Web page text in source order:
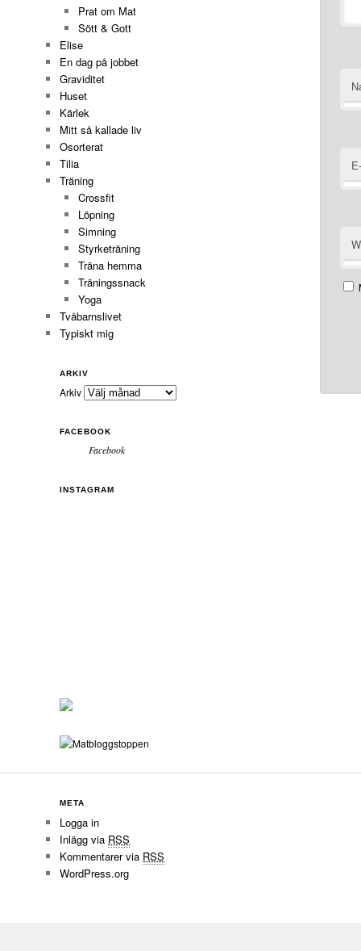
Prat om Mat
Sött & Gott
Elise
En dag på jobbet
Graviditet
Huset
Kärlek
Mitt så kallade liv
Osorterat
Tilia
Träning
Crossfit
Löpning
Simning
Styrketräning
Träna hemma
Träningssnack
Yoga
Tvåbarnslivet
Typiskt mig
ARKIV
Arkiv
FACEBOOK
Facebook
INSTAGRAM
META
Logga in
Inlägg via RSS
Kommentarer via RSS
WordPress.org